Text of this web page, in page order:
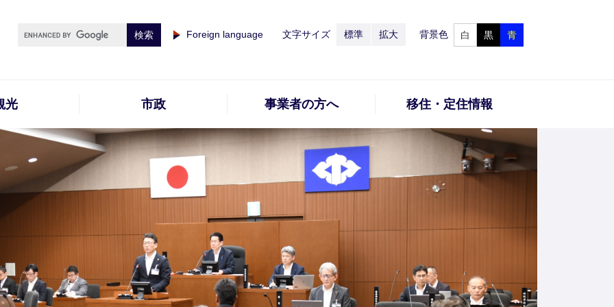
Foreign language 文字サイズ 標準 拡大 背景色 白 黒 青
光 市政 事業者の方へ 移住・定住情報